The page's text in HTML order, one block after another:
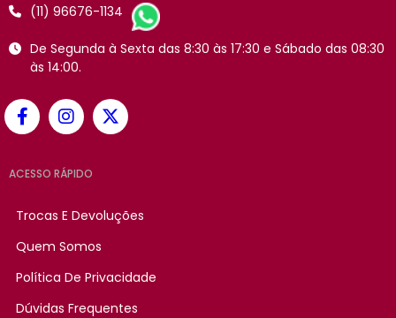
(11) 96676-1134
De Segunda à Sexta das 8:30 às 17:30 e Sábado das 08:30
às 14:00.
ACESSO RÁPIDO
Trocas E Devoluções
Quem Somos
Política De Privacidade
Dúvidas Frequentes